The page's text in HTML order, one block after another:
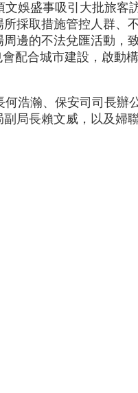
娛盛事吸引大批旅客
採取措施管控人群、
邊的不法兌匯活動，
配合城市建設，啟動構
浩瀚、保安司司長辦
局長賴文威，以及婦